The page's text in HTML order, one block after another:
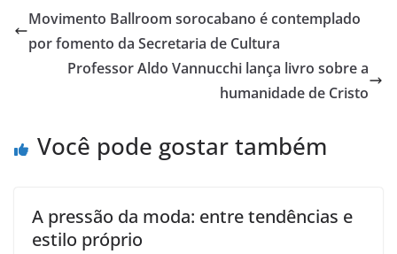
Movimento Ballroom sorocabano é contemplado
por fomento da Secretaria de Cultura
Professor Aldo Vannucchi lança livro sobre a
humanidade de Cristo
Você pode gostar também
A pressão da moda: entre tendências e
estilo próprio